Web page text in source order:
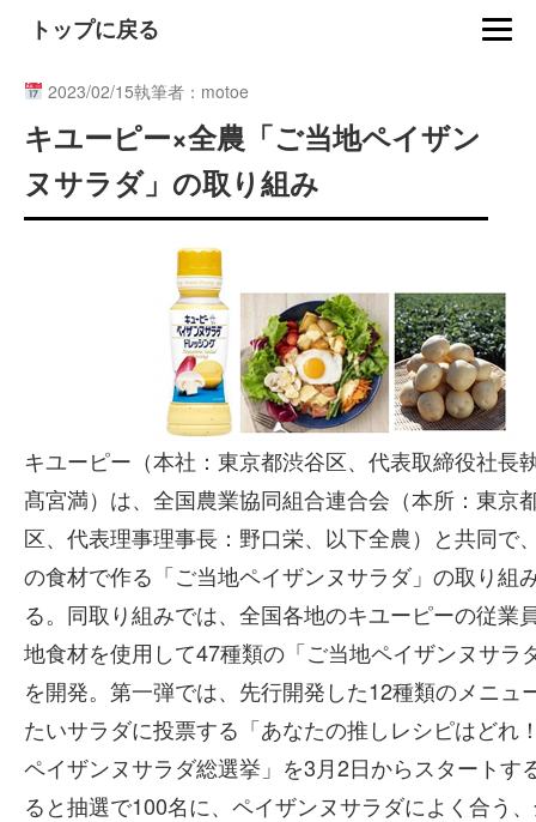
トップに戻る
2023/02/15執筆者：motoe
キユーピー×全農「ご当地ペイザン
ヌサラダ」の取り組み
キユーピー（本社：東京都渋谷区、代表取締役社長
髙宮満）は、全国農業協同組合連合会（本所：東京
区、代表理事理事長：野口栄、以下全農）と共同で
の食材で作る「ご当地ペイザンヌサラダ」の取り組
る。同取り組みでは、全国各地のキユーピーの従業
地食材を使用して47種類の「ご当地ペイザンヌサラ
を開発。第一弾では、先行開発した12種類のメニュ
たいサラダに投票する「あなたの推しレシピはどれ
ペイザンヌサラダ総選挙」を3月2日からスタートす
ると抽選で100名に、ペイザンヌサラダによく合う